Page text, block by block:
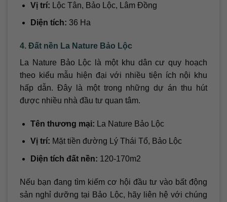
Vị trí: Lộc Tân, Bảo Lộc, Lâm Đồng
Diện tích: 36 Ha
4. Đất nền La Nature Bảo Lộc
La Nature Bảo Lộc là một khu dân cư quy hoạch
theo kiểu mẫu hiện đại với nhiều tiện ích nội khu
hấp dẫn. Đây là một trong những dự án thu hút
được nhiều nhà đầu tư quan tâm.
Tên thương mại: La Nature Bảo Lộc
Vị trí: Mặt tiền đường Lý Thái Tổ, Bảo Lộc
Diện tích đất nền: 120-170m2
Nếu bạn đang tìm kiếm cơ hội đầu tư vào bất động
sản nghỉ dưỡng tại Bảo Lộc, hãy liên hệ với chúng